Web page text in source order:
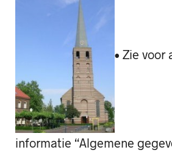
• Zie voor
informatie “Algemene